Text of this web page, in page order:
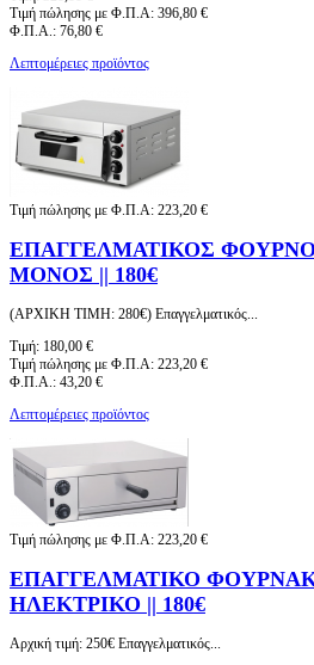
Τιμή πώλησης με Φ.Π.Α: 396,80 €
Φ.Π.Α.: 76,80 €
Λεπτομέρειες προϊόντος
Τιμή πώλησης με Φ.Π.Α: 223,20 €
ΕΠΑΓΓΕΛΜΑΤΙΚΟΣ
ΜΟΝΟΣ || 180€
(ΑΡΧΙΚΗ ΤΙΜΗ: 280€) Επαγγελματικός...
Τιμή: 180,00 €
Τιμή πώλησης με Φ.Π.Α: 223,20 €
Φ.Π.Α.: 43,20 €
Λεπτομέρειες προϊόντος
Τιμή πώλησης με Φ.Π.Α: 223,20 €
ΕΠΑΓΓΕΛΜΑΤΙΚΟ
ΗΛΕΚΤΡΙΚΟ || 180€
Αρχική τιμή: 250€ Επαγγελματικός...